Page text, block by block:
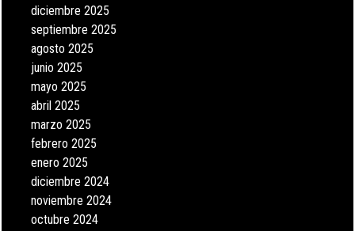
diciembre 2025
septiembre 2025
agosto 2025
junio 2025
mayo 2025
abril 2025
marzo 2025
febrero 2025
enero 2025
diciembre 2024
noviembre 2024
octubre 2024